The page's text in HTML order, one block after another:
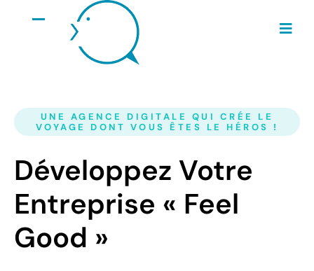
UNE AGENCE DIGITALE QUI CRÉE LE
VOYAGE DONT VOUS ÊTES LE HÉROS !
Développez Votre
Entreprise « Feel
Good »